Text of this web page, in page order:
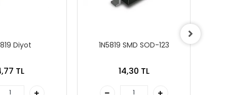
Diyot
TL
1N5819 SMD SOD-123
14,30 TL